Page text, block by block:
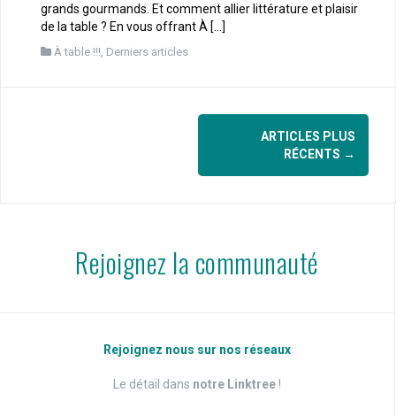
grands gourmands. Et comment allier littérature et plaisir
de la table ? En vous offrant À […]
À table !!!, Derniers articles
ARTICLES PLUS
RÉCENTS →
Rejoignez la communauté
Rejoignez nous sur nos réseaux
Le détail dans notre Linktree !